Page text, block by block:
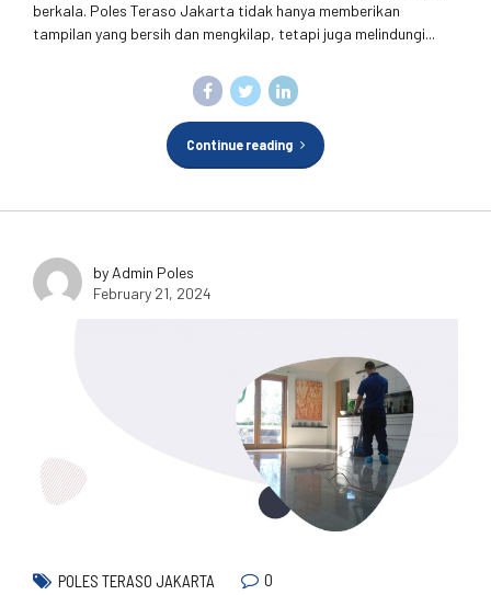
berkala. Poles Teraso Jakarta tidak hanya memberikan
tampilan yang bersih dan mengkilap, tetapi juga melindungi...
Continue reading
by Admin Poles
February 21, 2024
POLES TERASO JAKARTA 0